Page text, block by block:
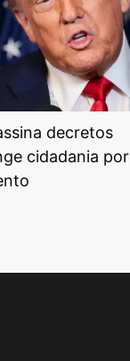
decretos
cidadania por